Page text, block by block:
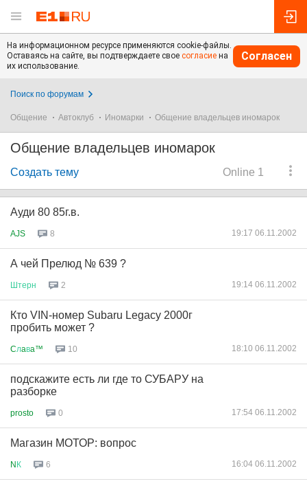
На информационном ресурсе применяются cookie-файлы.
Оставаясь на сайте, вы подтверждаете свое согласие на
их использование.
Согласен
Поиск по форумам
Общение Автоклуб Иномарки Общение владельцев иномарок
Общение владельцев иномарок
Online 1
Создать тему
Ауди 80 85г.в.
AJS 8 19:17 06.11.2002
А чей Прелюд № 639 ?
Штерн 2 19:14 06.11.2002
Кто VIN-номер Subaru Legacy 2000г
пробить может ?
Cлaвa™ 10 18:10 06.11.2002
подскажите есть ли где то СУБАРУ на
разборке
prosto 0 17:54 06.11.2002
Магазин МОТОР: вопрос
NК 6 16:04 06.11.2002